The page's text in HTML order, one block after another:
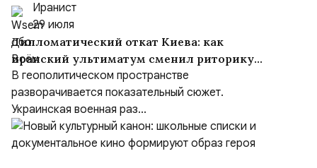
Иранист
29 июля
Дипломатический откат Киева: как
иранский ультиматум сменил риторику
Зеленского
В геополитическом пространстве
разворачивается показательный сюжет.
Украинская военная раз...